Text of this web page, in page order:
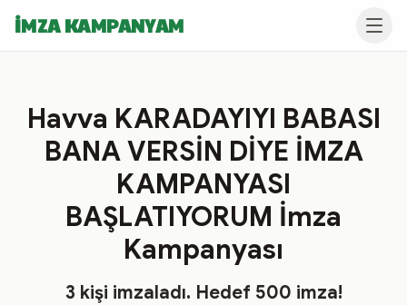
İMZA KAMPANYAM
Havva KARADAYIYI BABASI
BANA VERSİN DİYE İMZA
KAMPANYASI
BAŞLATIYORUM İmza
Kampanyası
3 kişi imzaladı. Hedef 500 imza!